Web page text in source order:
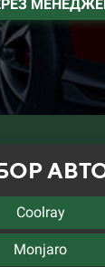
Coolray
Monjaro